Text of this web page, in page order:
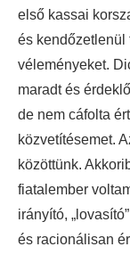
első kassai
és kendőzetlenül
véleményeket.
maradt és
de nem cáfolta
közvetítésemet.
közöttünk.
fiatalember
irányító,
és racionálisan